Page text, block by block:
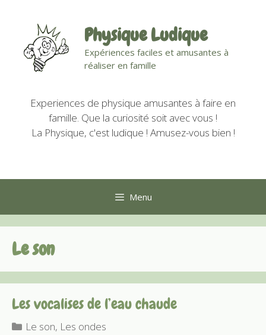
contenu
Physique Ludique
Expériences faciles et amusantes à
réaliser en famille
Experiences de physique amusantes à faire en
famille. Que la curiosité soit avec vous !
La Physique, c'est ludique ! Amusez-vous bien !
Menu
Le son
Les vocalises de l’eau chaude
Catégories
Le son, Les ondes